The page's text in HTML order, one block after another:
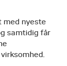
med nyeste
samtidig får